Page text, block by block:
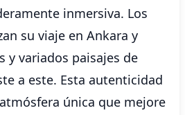
inmersiva. Los
su viaje en Ankara y
y variados paisajes de
a este. Esta autenticidad
única que mejore